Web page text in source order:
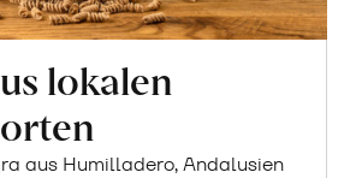
lokalen
aus Humilladero, Andalusien